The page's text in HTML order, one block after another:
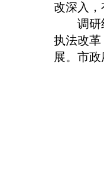
改深入
调研
执法改
展。市